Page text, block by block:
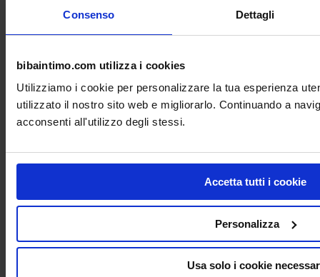
Consenso Dettagli
bibaintimo.com utilizza i cookies
Utilizziamo i cookie per personalizzare la tua esperienza
utilizzato il nostro sito web e migliorarlo. Continuando a
acconsenti all'utilizzo degli stessi.
Accetta tutti i cookie
Personalizza
Usa solo i cookie
Costume da bagno donna con tasche protesi